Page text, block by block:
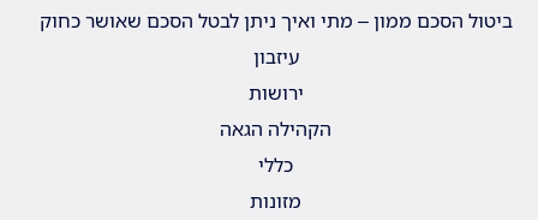
ביטול הסכם ממון – מתי ואיך ניתן לבטל הסכם שאושר כחוק
עיזבון
ירושות
הקהילה הגאה
כללי
מזונות